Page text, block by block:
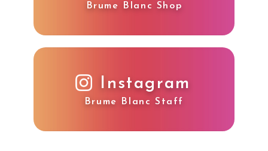
Brume Blanc Shop
Instagram
Brume Blanc Staff